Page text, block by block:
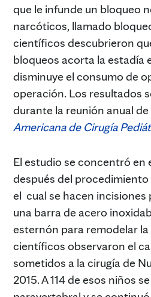
que le infunde un bloqueo
narcóticos, llamado
científicos descubrieron
bloqueos acorta la estadía
disminuye el consumo de
operación. Los resultados
durante la reunión anual de
Americana de Cirugía
El estudio se concentró en
después del
el cual se hacen incisiones
una barra de acero
esternón para remodelar
científicos observaron el
sometidos a la cirugía de
2015. A 114 de esos niños